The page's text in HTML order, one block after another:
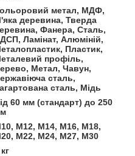
метал, МДФ,
деревина, Тверда
Фанера, Сталь,
Ламінат, Алюміній,
Пластик,
профіль,
Метал, Чавун,
сталь,
сталь, Мідь
60 мм (стандарт) до 250
М12, М14, М16, М18,
М22, М24, М27, М30